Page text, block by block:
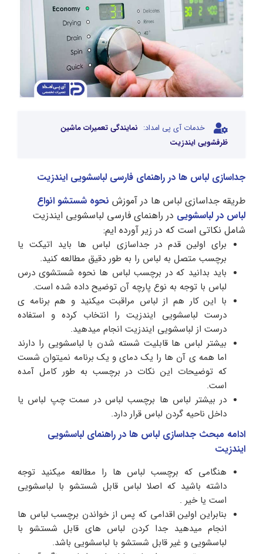
خدمات آی پی امداد: نمایندگی تعمیرات ماشین
ظرفشویی ایندزیت
جداسازی لباس ها در راهنمای فارسی لباسشویی ایندزیت
طریقه جداسازی لباس ها در آموزش نحوه شستشو انواع
لباس در لباسشویی در راهنمای فارسی لباسشویی ایندزیت
شامل نکاتی است که در زیر آورده ایم:
برای اولین قدم در جداسازی لباس ها باید اتیکت یا
برچسب متصل به لباس را به طور دقیق مطالعه کنید.
باید بدانید که در برچسب لباس ها نحوه شستشوی درس
لباس با توجه به نوع پارچه آن توضیح داده شده است.
با این کار هم از لباس مراقبت میکنید و هم برنامه ی
درست لباسشویی ایندزیت را انتخاب کرده و استفاده
درست از لباسشویی ایندزیت انجام میدهید.
بیشتر لباس ها قابلیت شسته شدن با لباسشویی را دارند
اما همه ی آن ها را یک دمای و یک برنامه نمیتوان شست
که توضیحات این نکات در برچسب به طور کامل آمده
است.
در بیشتر لباس ها برچسب لباس در سمت چپ لباس یا
داخل ناحیه گردن لباس قرار دارد.
ادامه مبحث جداسازی لباس ها در راهنمای لباسشویی
ایندزیت
هنگامی که برچسب لباس ها را مطالعه میکنید توجه
داشته باشید که اصلا لباس قابل شستشو با لباسشویی
است یا خیر .
بنابراین اولین اقدامی که پس از خواندن برچسب لباس ها
انجام میدهید جدا کردن لباس های قابل شستشو با
لباسشویی و غیر قابل شستشو با لباسشویی باشد.